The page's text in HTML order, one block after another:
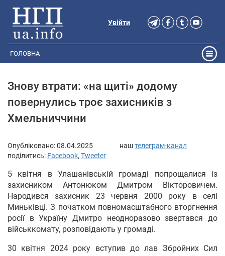
Увійти
ГОЛОВНА
Знову втрати: «на щиті» додому
повернулись троє захисників з
Хмельниччини
Опубліковано:08.04.2025 наштелеграм-канал
поділитись: Facebook, Tweeter
5 квітня в Улашанівській громаді попрощалися із
захисником Антонюком Дмитром Вікторовичем.
Народився захисник 23 червня 2000 року в селі
Миньківці. З початком повномасштабного вторгнення
росії в Україну Дмитро неодноразово звертався до
військкомату, розповідають у громаді.
30 квітня 2024 року вступив до лав Збройних Сил